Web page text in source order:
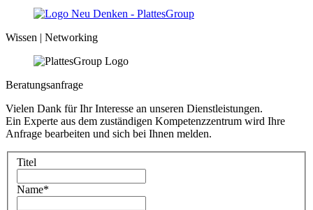
Wissen | Networking
Beratungsanfrage
Vielen Dank für Ihr Interesse an unseren Dienstleistungen.
Ein Experte aus dem zuständigen Kompetenzzentrum wird Ihre
Anfrage bearbeiten und sich bei Ihnen melden.
Titel
Name*